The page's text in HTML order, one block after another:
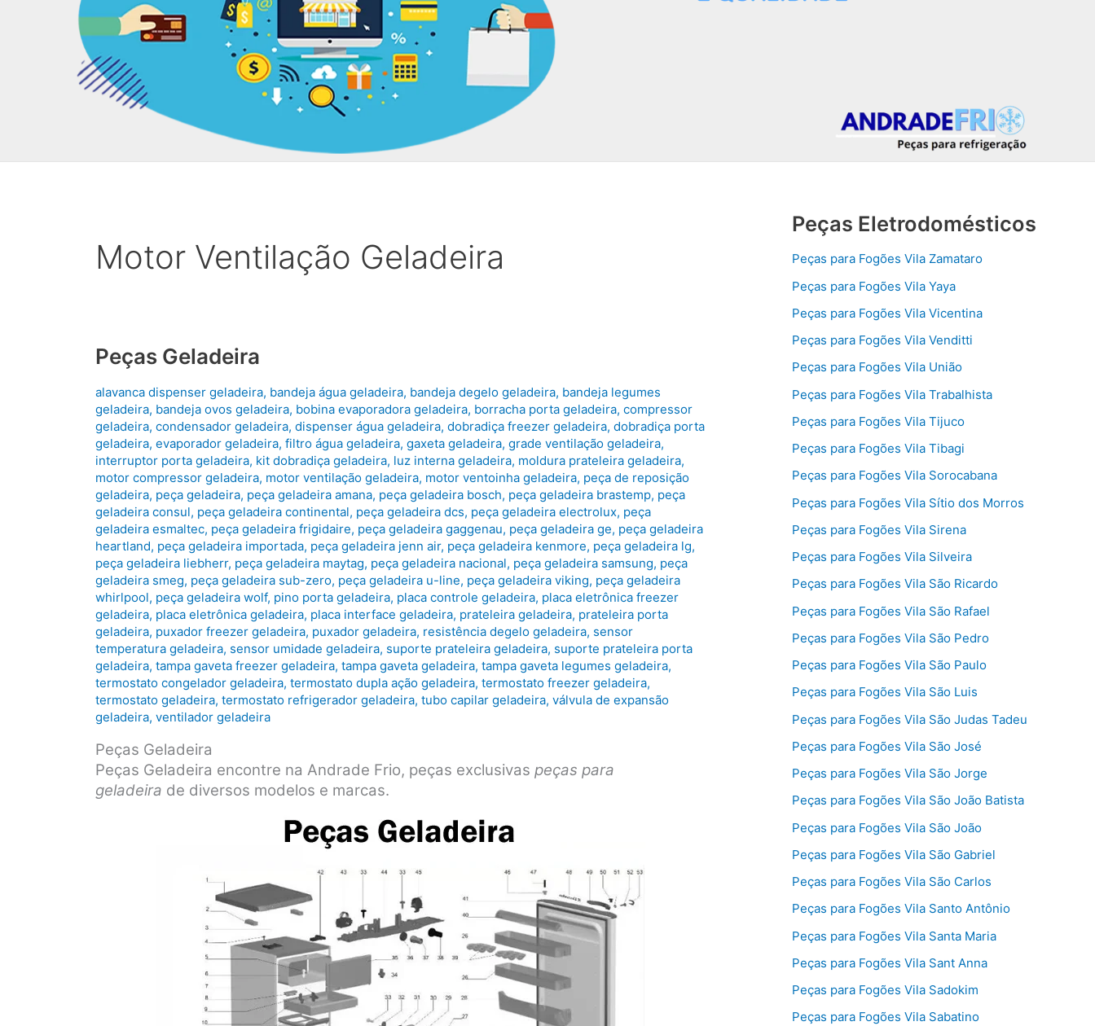
Motor Ventilação Geladeira
Peças Geladeira
alavanca dispenser geladeira, bandeja água geladeira, bandeja degelo geladeira, bandeja legumes
geladeira, bandeja ovos geladeira, bobina evaporadora geladeira, borracha porta geladeira, compressor
geladeira, condensador geladeira, dispenser água geladeira, dobradiça freezer geladeira, dobradiça porta
geladeira, evaporador geladeira, filtro água geladeira, gaxeta geladeira, grade ventilação geladeira,
interruptor porta geladeira, kit dobradiça geladeira, luz interna geladeira, moldura prateleira geladeira,
motor compressor geladeira, motor ventilação geladeira, motor ventoinha geladeira, peça de reposição
geladeira, peça geladeira, peça geladeira amana, peça geladeira bosch, peça geladeira brastemp, peça
geladeira consul, peça geladeira continental, peça geladeira dcs, peça geladeira electrolux, peça
geladeira esmaltec, peça geladeira frigidaire, peça geladeira gaggenau, peça geladeira ge, peça geladeira
heartland, peça geladeira importada, peça geladeira jenn air, peça geladeira kenmore, peça geladeira lg,
peça geladeira liebherr, peça geladeira maytag, peça geladeira nacional, peça geladeira samsung, peça
geladeira smeg, peça geladeira sub-zero, peça geladeira u-line, peça geladeira viking, peça geladeira
whirlpool, peça geladeira wolf, pino porta geladeira, placa controle geladeira, placa eletrônica freezer
geladeira, placa eletrônica geladeira, placa interface geladeira, prateleira geladeira, prateleira porta
geladeira, puxador freezer geladeira, puxador geladeira, resistência degelo geladeira, sensor
temperatura geladeira, sensor umidade geladeira, suporte prateleira geladeira, suporte prateleira porta
geladeira, tampa gaveta freezer geladeira, tampa gaveta geladeira, tampa gaveta legumes geladeira,
termostato congelador geladeira, termostato dupla ação geladeira, termostato freezer geladeira,
termostato geladeira, termostato refrigerador geladeira, tubo capilar geladeira, válvula de expansão
geladeira, ventilador geladeira
Peças Geladeira
Peças Geladeira encontre na Andrade Frio, peças exclusivas peças para
geladeira de diversos modelos e marcas.
Peças Eletrodomésticos
Peças para Fogões Vila Zamataro
Peças para Fogões Vila Yaya
Peças para Fogões Vila Vicentina
Peças para Fogões Vila Venditti
Peças para Fogões Vila União
Peças para Fogões Vila Trabalhista
Peças para Fogões Vila Tijuco
Peças para Fogões Vila Tibagi
Peças para Fogões Vila Sorocabana
Peças para Fogões Vila Sítio dos Morros
Peças para Fogões Vila Sirena
Peças para Fogões Vila Silveira
Peças para Fogões Vila São Ricardo
Peças para Fogões Vila São Rafael
Peças para Fogões Vila São Pedro
Peças para Fogões Vila São Paulo
Peças para Fogões Vila São Luis
Peças para Fogões Vila São Judas Tadeu
Peças para Fogões Vila São José
Peças para Fogões Vila São Jorge
Peças para Fogões Vila São João Batista
Peças para Fogões Vila São João
Peças para Fogões Vila São Gabriel
Peças para Fogões Vila São Carlos
Peças para Fogões Vila Santo Antônio
Peças para Fogões Vila Santa Maria
Peças para Fogões Vila Sant Anna
Peças para Fogões Vila Sadokim
Peças para Fogões Vila Sabatino